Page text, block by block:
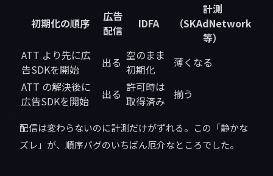
初期化の順序
広告
配信
IDFA
計測
（SKAdNetwork
等）
ATT より先に広
告SDKを開始
出る 空のまま
初期化
薄くなる
ATT の解決後に
広告SDKを開始
出る 許可時は
取得済み
揃う
配信は変わらないのに計測だけがずれる。この「静かな
ズレ」が、順序バグのいちばん厄介なところでした。